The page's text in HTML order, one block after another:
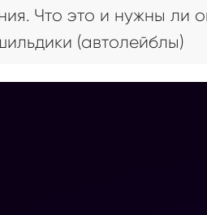
Что это и нужны ли
(автолейблы)